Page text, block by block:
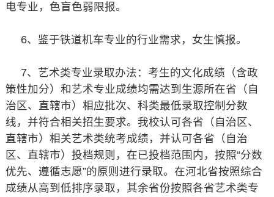
电专业，色盲色弱限报。
6、鉴于铁道机车专业的行业需求，女生慎报。
7、艺术类专业录取办法：考生的文化成绩（含政
策性加分）和艺术专业成绩均需达到生源所在省（自
治区、直辖市）相应批次、科类最低录取控制分数
线，并符合相关招生要求。我校认可各省（自治区、
直辖市）相关艺术类统考成绩，并认可各省（自治
区、直辖市）投档规则，在已投档范围内，按照“分数
优先、遵循志愿”的原则进行录取。在河北省按照综合
成绩从高到低排序录取，其余省份按照各省艺术类专